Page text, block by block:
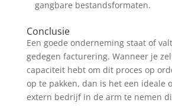
gangbare bestandsformaten.
Conclusie
Een goede onderneming staat of
gedegen facturering. Wanneer je
capaciteit hebt om dit proces op
op te pakken, dan is het een ideale
extern bedrijf in de arm te nemen